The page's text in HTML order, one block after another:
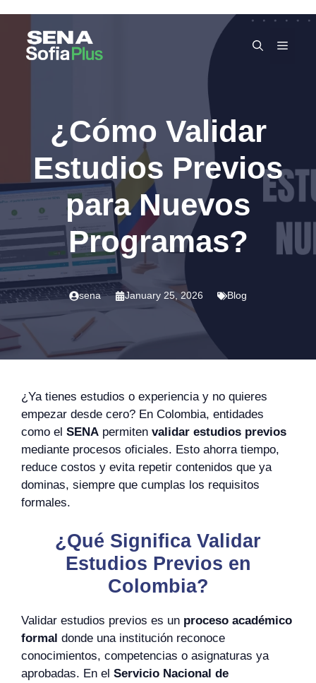
content
¿Cómo Validar
Estudios Previos
para Nuevos
Programas?
sena January 25, 2026 Blog
¿Ya tienes estudios o experiencia y no quieres
empezar desde cero? En Colombia, entidades
como el SENA permiten validar estudios previos
mediante procesos oficiales. Esto ahorra tiempo,
reduce costos y evita repetir contenidos que ya
dominas, siempre que cumplas los requisitos
formales.
¿Qué Significa Validar
Estudios Previos en
Colombia?
Validar estudios previos es un proceso académico
formal donde una institución reconoce
conocimientos, competencias o asignaturas ya
aprobadas. En el Servicio Nacional de